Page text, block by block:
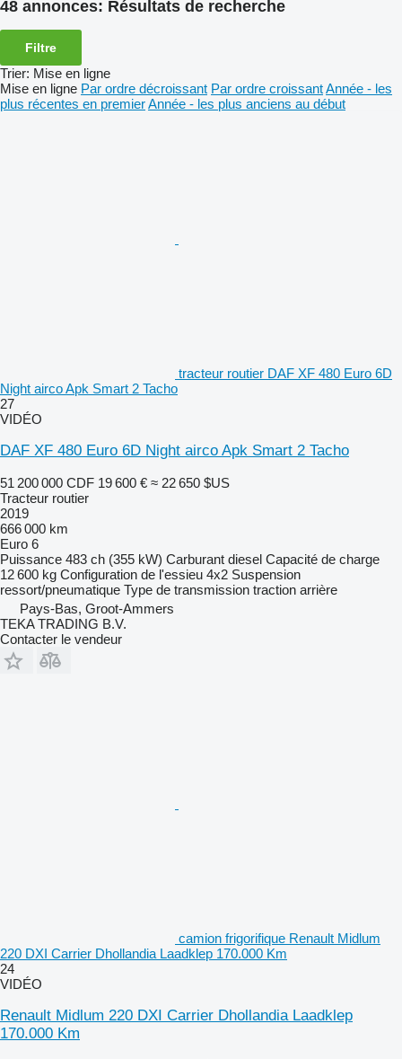
48 annonces: Résultats de recherche
Filtre
Trier: Mise en ligne
Mise en ligne Par ordre décroissant Par ordre croissantAnnée - les
plus récentes en premierAnnée - les plus anciens au début
tracteur routier DAF XF 480 Euro 6D
Night airco Apk Smart 2 Tacho
27
VIDÉO
DAF XF 480 Euro 6D Night airco Apk Smart 2 Tacho
51 200 000 CDF 19 600 € ≈ 22 650 $US
Tracteur routier
2019
666 000 km
Euro 6
Puissance 483 ch (355 kW) Carburant diesel Capacité de charge
12 600 kg Configuration de l'essieu 4x2 Suspension
ressort/pneumatique Type de transmission traction arrière
Pays-Bas, Groot-Ammers
TEKA TRADING B.V.
Contacter le vendeur
camion frigorifique Renault Midlum
220 DXI Carrier Dhollandia Laadklep 170.000 Km
24
VIDÉO
Renault Midlum 220 DXI Carrier Dhollandia Laadklep
170.000 Km